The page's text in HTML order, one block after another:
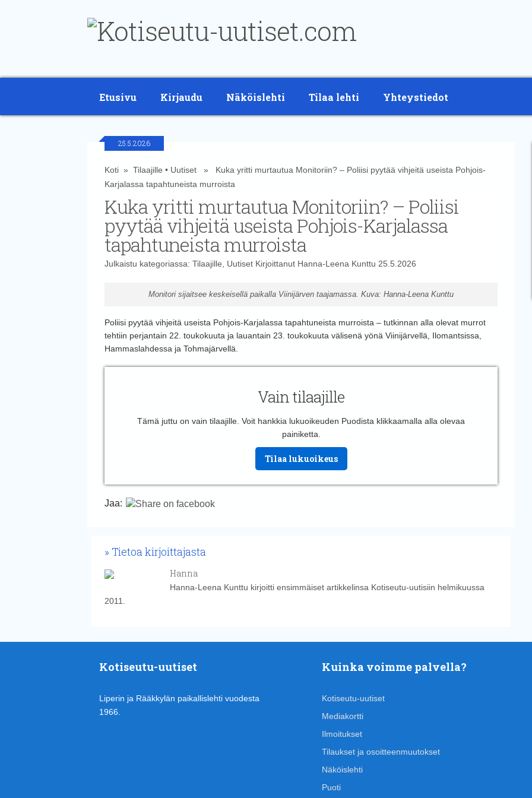
Etusivu Kirjaudu Näköislehti Tilaa lehti Yhteystiedot
25.5.2026
Koti» Tilaajille • Uutiset» Kuka yritti murtautua Monitoriin? – Poliisi pyytää vihjeitä useista Pohjois-
Karjalassa tapahtuneista murroista
Kuka yritti murtautua Monitoriin? – Poliisi
pyytää vihjeitä useista Pohjois-Karjalassa
tapahtuneista murroista
Julkaistu kategoriassa: Tilaajille UutisetKirjoittanut Hanna-Leena Kunttu 25.5.2026
Monitori sijaitsee keskeisellä paikalla Viinijärven taajamassa. Kuva: Hanna-Leena Kunttu
Poliisi pyytää vihjeitä useista Pohjois-Karjalassa tapahtuneista murroista – tutkinnan alla olevat murrot
tehtiin perjantain 22. toukokuuta ja lauantain 23. toukokuuta välisenä yönä Viinijärvellä, Ilomantsissa,
Hammaslahdessa ja Tohmajärvellä.
Vain tilaajille
Tämä juttu on vain tilaajille. Voit hankkia lukuoikeuden Puodista klikkaamalla alla olevaa
painiketta.
Tilaa lukuoikeus
Jaa:
Tietoa kirjoittajasta
Hanna
Hanna-Leena Kunttu kirjoitti ensimmäiset artikkelinsa Kotiseutu-uutisiin helmikuussa
2011.
Kotiseutu-uutiset
Liperin ja Rääkkylän paikallislehti vuodesta
1966.
Kuinka voimme palvella?
Kotiseutu-uutiset
Mediakortti
Ilmoitukset
Tilaukset ja osoitteenmuutokset
Näköislehti
Puoti